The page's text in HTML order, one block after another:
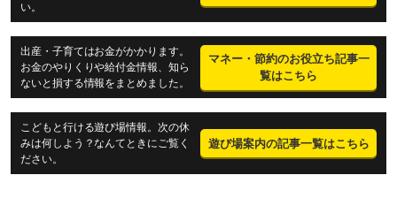
い。
出産・子育てはお金がかかります。
お金のやりくりや給付金情報、知ら
ないと損する情報をまとめました。
マネー・節約のお役立ち記事一
覧はこちら
こどもと行ける遊び場情報。次の休
みは何しよう？なんてときにご覧く
ださい。
遊び場案内の記事一覧はこちら